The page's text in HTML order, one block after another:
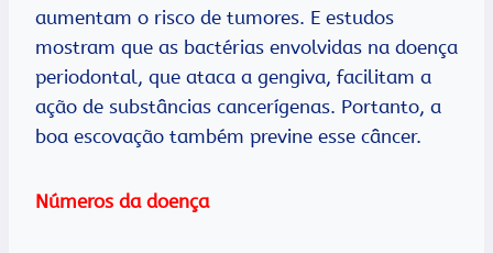
aumentam o risco de tumores. E estudos
mostram que as bactérias envolvidas na doença
periodontal, que ataca a gengiva, facilitam a
ação de substâncias cancerígenas. Portanto, a
boa escovação também previne esse câncer.
Números da doença